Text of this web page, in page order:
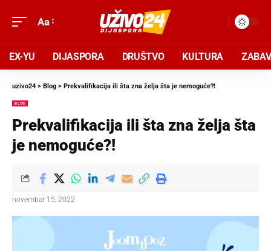
Aa
EX-YU DIJASPORA DRUŠTVO KULTURA
uzivo24 > Blog > Prekvalifikacija ili šta zna želja šta je nemoguće?!
BLOG
Prekvalifikacija ili šta zna želja šta
je nemoguće?!
novembar 15, 2022